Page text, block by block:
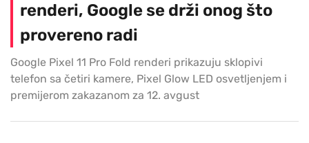
renderi, Google se drži onog što
provereno radi
Google Pixel 11 Pro Fold renderi prikazuju sklopivi
telefon sa četiri kamere, Pixel Glow LED osvetljenjem i
premijerom zakazanom za 12. avgust